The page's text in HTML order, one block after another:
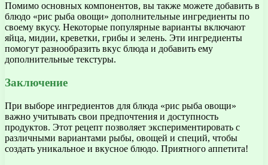
Помимо основных компонентов, вы также можете добавить в
блюдо «рис рыба овощи» дополнительные ингредиенты по
своему вкусу. Некоторые популярные варианты включают
яйца, мидии, креветки, грибы и зелень. Эти ингредиенты
помогут разнообразить вкус блюда и добавить ему
дополнительные текстуры.
Заключение
При выборе ингредиентов для блюда «рис рыба овощи»
важно учитывать свои предпочтения и доступность
продуктов. Этот рецепт позволяет экспериментировать с
различными вариантами рыбы, овощей и специй, чтобы
создать уникальное и вкусное блюдо. Приятного аппетита!